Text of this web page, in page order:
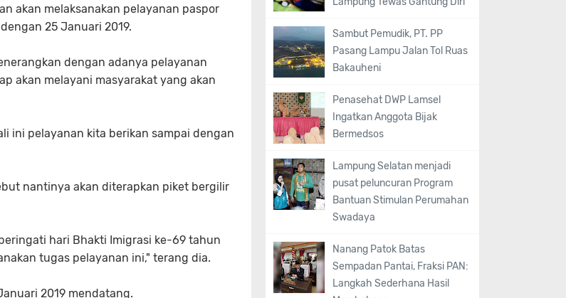
akan melaksanakan pelayanan paspor
25 Januari 2019.
dengan adanya pelayanan
akan melayani masyarakat yang akan
ini pelayanan kita berikan sampai dengan
nantinya akan diterapkan piket bergilir
hari Bhakti Imigrasi ke-69 tahun
tugas pelayanan ini," terang dia.
2019 mendatang.
Sambut Pemudik, PT. PP
Pasang Lampu Jalan Tol Ruas
Bakauheni
Penasehat DWP Lamsel
Ingatkan Anggota Bijak
Bermedsos
Lampung Selatan menjadi
pusat peluncuran Program
Bantuan Stimulan Perumahan
Swadaya
Nanang Patok Batas
Sempadan Pantai, Fraksi PAN:
Langkah Sederhana Hasil